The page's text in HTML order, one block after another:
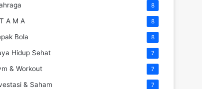
8
A M A 8
Bola 8
Hidup Sehat 7
& Workout 7
& Saham 7